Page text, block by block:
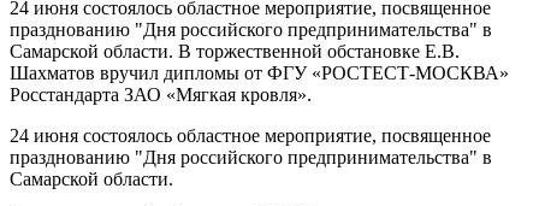
24 июня состоялось областное мероприятие, посвященное
празднованию "Дня российского предпринимательства" в
Самарской области. В торжественной обстановке Е.В.
Шахматов вручил дипломы от ФГУ «РОСТЕСТ-МОСКВА»
Росстандарта ЗАО «Мягкая кровля».
24 июня состоялось областное мероприятие, посвященное
празднованию "Дня российского предпринимательства" в
Самарской области.